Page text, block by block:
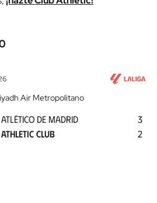
Air Metropolitano
ATLÉTICO DE MADRID
ATHLETIC CLUB
3
2